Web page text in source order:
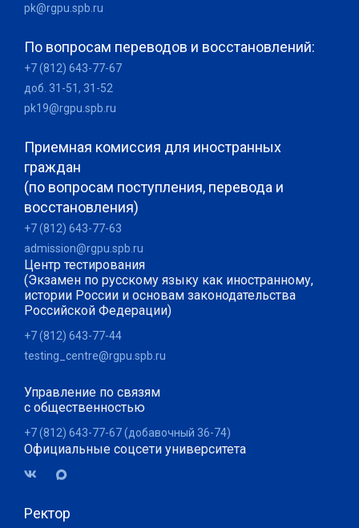
pk@rgpu.spb.ru
По вопросам переводов и восстановлений:
+7 (812) 643-77-67
доб. 31-51, 31-52
pk19@rgpu.spb.ru
Приемная комиссия для иностранных
граждан
(по вопросам поступления, перевода и
восстановления)
+7 (812) 643-77-63
admission@rgpu.spb.ru
Центр тестирования
(Экзамен по русскому языку как иностранному,
истории России и основам законодательства
Российской Федерации)
+7 (812) 643-77-44
testing_centre@rgpu.spb.ru
Управление по связям
с общественностью
+7 (812) 643-77-67 (добавочный 36-74)
Официальные соцсети университета
Ректор